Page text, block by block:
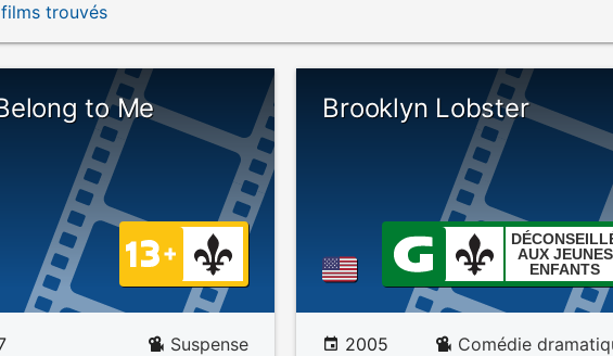
trouvés
to Me
Suspense
Brooklyn Lobster
AUX JEUNES
ENFANTS
2005 Comédie